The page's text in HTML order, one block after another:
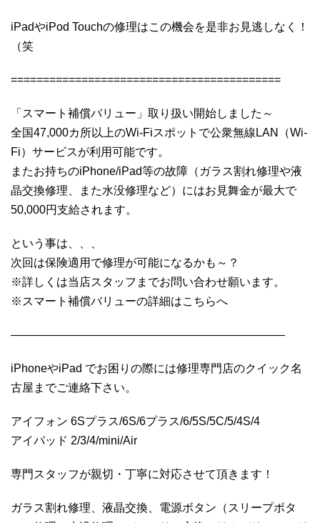
iPadやiPod Touchの修理はこの機会を是非お見逃しなく！
（笑
==========================================
「スマート補償バリュー」取り扱い開始しました～
全国47,000カ所以上のWi-Fiスポットで公衆無線LAN（Wi-
Fi）サービスが利用可能です。
またお持ちのiPhone/iPad等の故障（ガラス割れ修理や液
晶交換修理、また水没修理など）にはお見舞金が最大で
50,000円支給されます。
という事は、、、
次回は保険適用で修理が可能になるかも～？
※詳しくは当店スタッフまでお問い合わせ願います。
※スマート補償バリューの詳細はこちらへ
————————————————————————
iPhoneやiPad でお困りの際には修理専門店のクイック名
古屋までご連絡下さい。
アイフォン 6Sプラス/6S/6プラス/6/5S/5C/5/4S/4
アイパッド 2/3/4/mini/Air
専門スタッフが親切・丁寧に対応させて頂きます！
ガラス割れ修理、液晶交換、電源ボタン（スリープボタ